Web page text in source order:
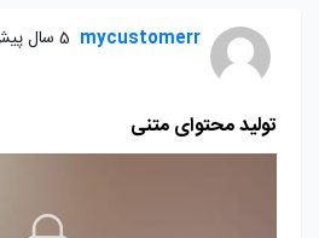
mycustomerr 5 سال پیش
تولید محتوای متنی